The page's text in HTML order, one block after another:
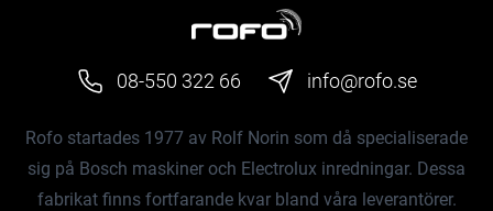
08-550 322 66 info@rofo.se
Rofo startades 1977 av Rolf Norin som då specialiserade
sig på Bosch maskiner och Electrolux inredningar. Dessa
fabrikat finns fortfarande kvar bland våra leverantörer.